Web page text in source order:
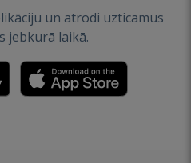
un atrodi uzticamus
jebkurā laikā.